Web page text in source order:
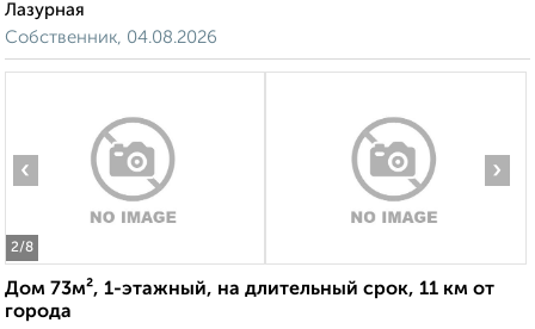
Лазурная
Собственник, 04.08.2026
2/8
‹ ›
Дом 73м², 1-этажный, на длительный срок, 11 км от
города